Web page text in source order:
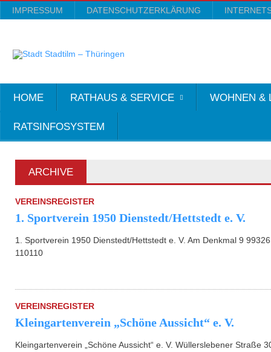
IMPRESSUM DATENSCHUTZERKLÄRUNG
HOME RATHAUS & SERVICE WOHNEN &
RATSINFOSYSTEM
ARCHIVE
VEREINSREGISTER
1. Sportverein 1950 Dienstedt/Hettstedt e. V.
1. Sportverein 1950 Dienstedt/Hettstedt e. V. Am Denkmal 9
110110
VEREINSREGISTER
Kleingartenverein „Schöne Aussicht“ e. V.
Kleingartenverein „Schöne Aussicht“ e. V. Wüllerslebener Straße